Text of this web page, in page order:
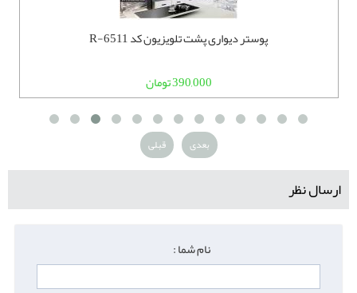
پوستر دیواری پشت تلویزیون کد R-6511
390,000 تومان
قبلی بعدی
ارسال نظر
نام شما :